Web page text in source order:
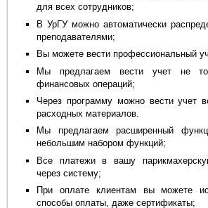
для всех сотрудников;
В УрГУ можно автоматически
преподавателями;
Вы можете вести профессиональный
Мы предлагаем вести учет не
финансовых операций;
Через программу можно вести учет
расходных материалов.
Мы предлагаем расширенный
небольшим набором функций;
Все платежи в вашу
через систему;
При оплате клиентам вы можете
способы оплаты, даже сертификаты;